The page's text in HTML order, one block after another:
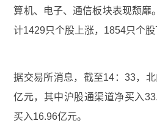
算机、电子、通信板块表现颓靡
计1429只个股上涨，1854只个股
据交易所消息，截至14：33，
亿元，其中沪股通渠道净买入
买入16.96亿元。